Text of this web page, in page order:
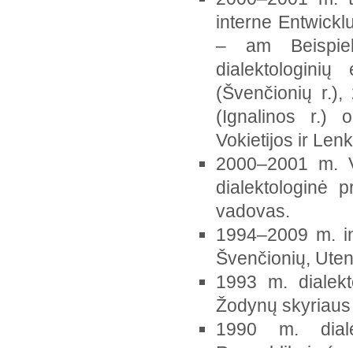
interne
– am
(Švenčionių r.),
(Ignalinos r.)
Vokietijos ir
2000–2001 m.
dialektologinė
vadovas.
1994–2009 m.
Švenčionių,
1993 m.
Žodynų
1990 m.